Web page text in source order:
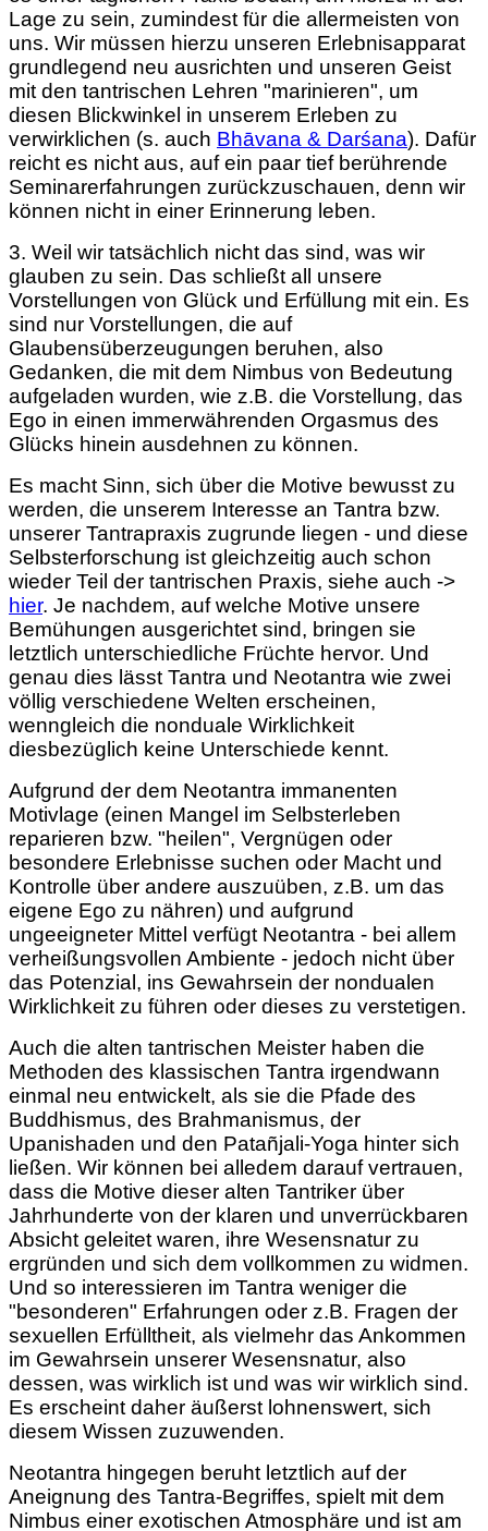
Lage zu sein, zumindest für die allermeisten von
uns. Wir müssen hierzu unseren Erlebnisapparat
grundlegend neu ausrichten und unseren Geist
mit den tantrischen Lehren "marinieren", um
diesen Blickwinkel in unserem Erleben zu
verwirklichen (s. auch Bhāvana & Darśana). Dafür
reicht es nicht aus, auf ein paar tief berührende
Seminarerfahrungen zurückzuschauen, denn wir
können nicht in einer Erinnerung leben.
3. Weil wir tatsächlich nicht das sind, was wir
glauben zu sein. Das schließt all unsere
Vorstellungen von Glück und Erfüllung mit ein. Es
sind nur Vorstellungen, die auf
Glaubensüberzeugungen beruhen, also
Gedanken, die mit dem Nimbus von Bedeutung
aufgeladen wurden, wie z.B. die Vorstellung, das
Ego in einen immerwährenden Orgasmus des
Glücks hinein ausdehnen zu können.
Es macht Sinn, sich über die Motive bewusst zu
werden, die unserem Interesse an Tantra bzw.
unserer Tantrapraxis zugrunde liegen - und diese
Selbsterforschung ist gleichzeitig auch schon
wieder Teil der tantrischen Praxis, siehe auch ->
hier. Je nachdem, auf welche Motive unsere
Bemühungen ausgerichtet sind, bringen sie
letztlich unterschiedliche Früchte hervor. Und
genau dies lässt Tantra und Neotantra wie zwei
völlig verschiedene Welten erscheinen,
wenngleich die nonduale Wirklichkeit
diesbezüglich keine Unterschiede kennt.
Aufgrund der dem Neotantra immanenten
Motivlage (einen Mangel im Selbsterleben
reparieren bzw. "heilen", Vergnügen oder
besondere Erlebnisse suchen oder Macht und
Kontrolle über andere auszuüben, z.B. um das
eigene Ego zu nähren) und aufgrund
ungeeigneter Mittel verfügt Neotantra - bei allem
verheißungsvollen Ambiente - jedoch nicht über
das Potenzial, ins Gewahrsein der nondualen
Wirklichkeit zu führen oder dieses zu verstetigen.
Auch die alten tantrischen Meister haben die
Methoden des klassischen Tantra irgendwann
einmal neu entwickelt, als sie die Pfade des
Buddhismus, des Brahmanismus, der
Upanishaden und den Patañjali-Yoga hinter sich
ließen. Wir können bei alledem darauf vertrauen,
dass die Motive dieser alten Tantriker über
Jahrhunderte von der klaren und unverrückbaren
Absicht geleitet waren, ihre Wesensnatur zu
ergründen und sich dem vollkommen zu widmen.
Und so interessieren im Tantra weniger die
"besonderen" Erfahrungen oder z.B. Fragen der
sexuellen Erfülltheit, als vielmehr das Ankommen
im Gewahrsein unserer Wesensnatur, also
dessen, was wirklich ist und was wir wirklich sind.
Es erscheint daher äußerst lohnenswert, sich
diesem Wissen zuzuwenden.
Neotantra hingegen beruht letztlich auf der
Aneignung des Tantra-Begriffes, spielt mit dem
Nimbus einer exotischen Atmosphäre und ist am